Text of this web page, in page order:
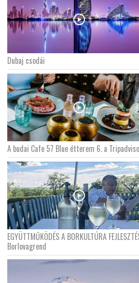
Dubaj csodái
A budai Cafe 57 Blue étterem 6. a
EGYÜTTMŰKÖDÉS A BORKULTÚRA
Borlovagrend